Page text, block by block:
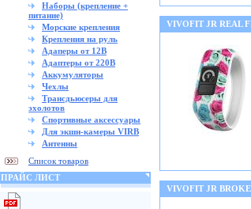
Наборы (крепление +
питание)
Морские крепления
Крепления на руль
Адаперы от 12В
Адаптеры от 220В
Аккумуляторы
Чехлы
Трансдьюсеры для
эхолотов
Спортивные аксессуары
Для экшн-камеры VIRB
Антенны
Список товаров
ПРАЙС ЛИСТ
VIVOFIT JR REAL
VIVOFIT JR